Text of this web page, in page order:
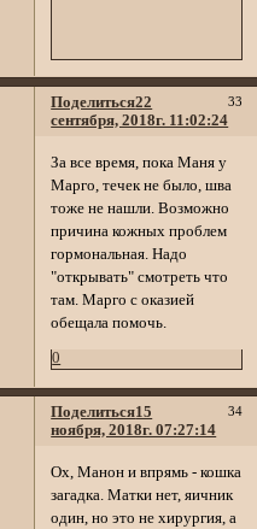
Поделиться 33
22
сентября, 2018г. 11:02:24
За все время, пока Маня у
Марго, течек не было, шва
тоже не нашли. Возможно
причина кожных проблем
гормональная. Надо
"открывать" смотреть что
там. Марго с оказией
обещала помочь.
0
Поделиться 34
15
ноября, 2018г. 07:27:14
Ох, Манон и впрямь - кошка
загадка. Матки нет, яичник
один, но это не хирургия, а